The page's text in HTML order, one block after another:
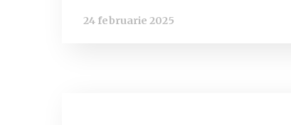
24 februarie 2025